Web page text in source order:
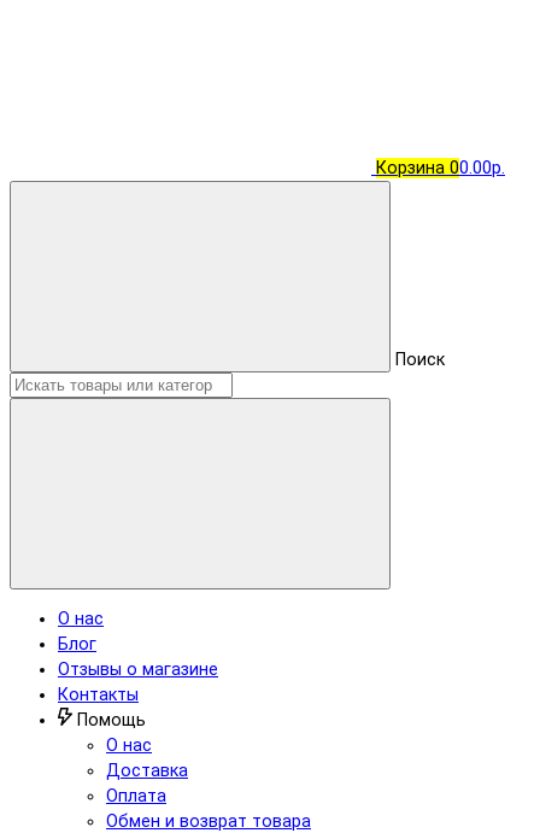
Корзина 00.00р.
Поиск
О нас
Блог
Отзывы о магазине
Контакты
Помощь
О нас
Доставка
Оплата
Обмен и возврат товара